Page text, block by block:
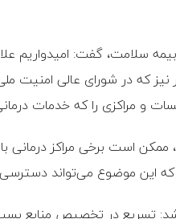
تومان دیگر نیز که در شورای
و مراکزی را که خدمات درمانی
ممکن است برخی مراکز
این موضوع می‌تواند
شد: تسریع در تخصیص منابع